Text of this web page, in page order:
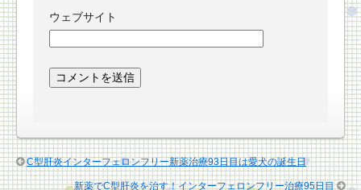
ウェブサイト
C型肝炎インターフェロンフリー新薬治療93日目は愛犬の誕生日
新薬でC型肝炎を治す！インターフェロンフリー治療95日目